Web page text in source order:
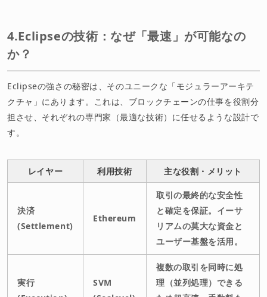
4.Eclipseの技術：なぜ「最速」が可能なの
か？
Eclipseの強さの秘密は、そのユニークな「モジュラーアーキテ
クチャ」にあります。これは、ブロックチェーンの仕事を役割分
担させ、それぞれの専門家（最適な技術）に任せるような設計で
す。
レイヤー 利用技術 主な役割・メリット
決済
(Settlement)
Ethereum
取引の最終的な安全性
と確定を保証。イーサ
リアムの莫大な資金と
ユーザー基盤を活用。
実行
SVM
複数の取引を同時に処
理（並列処理）できる